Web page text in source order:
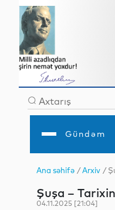
Gündəm
Gündəm
İqtisadiyyat
Ana səhifə /Arxiv /
Şuşa –
04.11.2025 [21:04]